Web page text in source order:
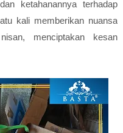
ketahanannya terhadap
kali memberikan nuansa
menciptakan kesan